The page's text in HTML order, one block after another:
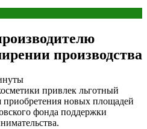
производства
привлек льготный
новых площадей
фонда поддержки